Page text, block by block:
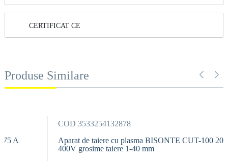
CERTIFICAT CE
Produse Similare
COD 3533254132878
Aparat de taiere cu plasma BISONTE CUT-100 20-100 A
400V grosime taiere 1-40 mm